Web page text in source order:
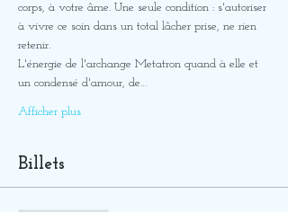
corps, à votre âme. Une seule condition : s'autoriser
à vivre ce soin dans un total lâcher prise, ne rien
retenir.
L'énergie de l'archange Metatron quand à elle et
un condensé d'amour, de…
Afficher plus
Billets